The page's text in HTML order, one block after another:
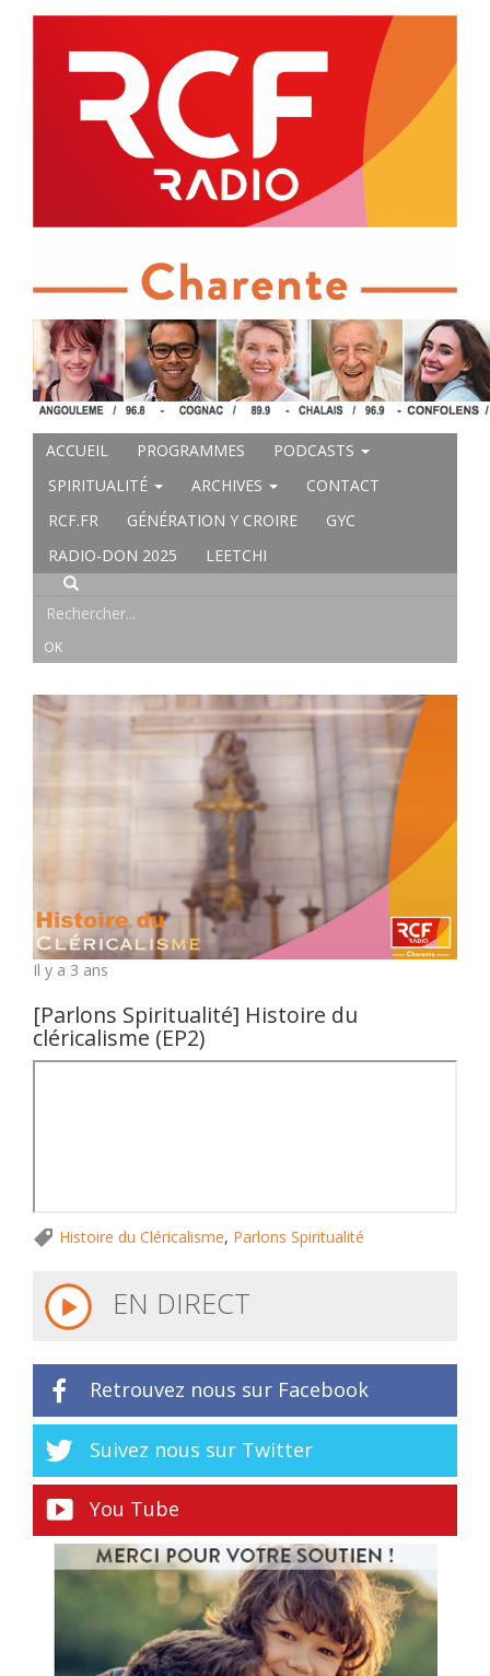
ACCUEIL PROGRAMMES
PODCASTS
SPIRITUALITÉ
ARCHIVES
CONTACT
RCF.FR
GÉNÉRATION Y CROIRE
GYC
RADIO-DON 2025
LEETCHI
Il y a 3 ans
[Parlons Spiritualité] Histoire du
cléricalisme (EP2)
Histoire du Cléricalisme, Parlons Spiritualité
EN DIRECT
Retrouvez nous sur Facebook
Suivez nous sur Twitter
You Tube